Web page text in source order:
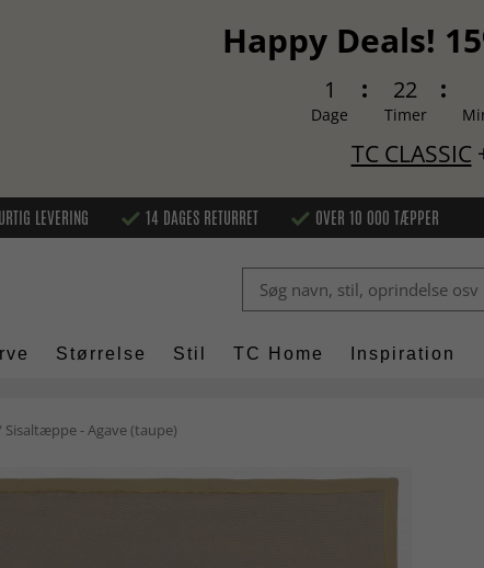
Happy Deals!
1
Dage
22
Timer
TC CLASSIC
LEVERING 14 DAGES RETURRET OVER 10 000 TÆPPER
Størrelse Stil TC Home Inspiration
Sisaltæppe - Agave (taupe)